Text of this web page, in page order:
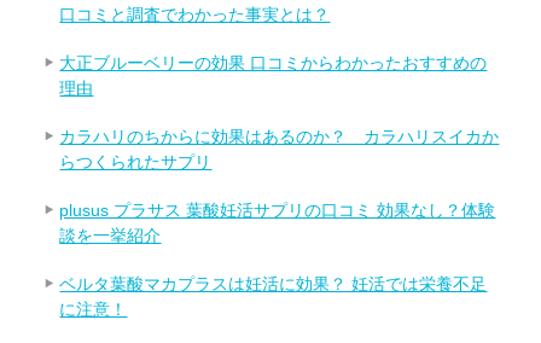
口コミと調査でわかった事実とは？
大正ブルーベリーの効果 口コミからわかったおすすめの
理由
カラハリのちからに効果はあるのか？ カラハリスイカか
らつくられたサプリ
plusus プラサス 葉酸妊活サプリの口コミ 効果なし？体験
談を一挙紹介
ベルタ葉酸マカプラスは妊活に効果？ 妊活では栄養不足
に注意！